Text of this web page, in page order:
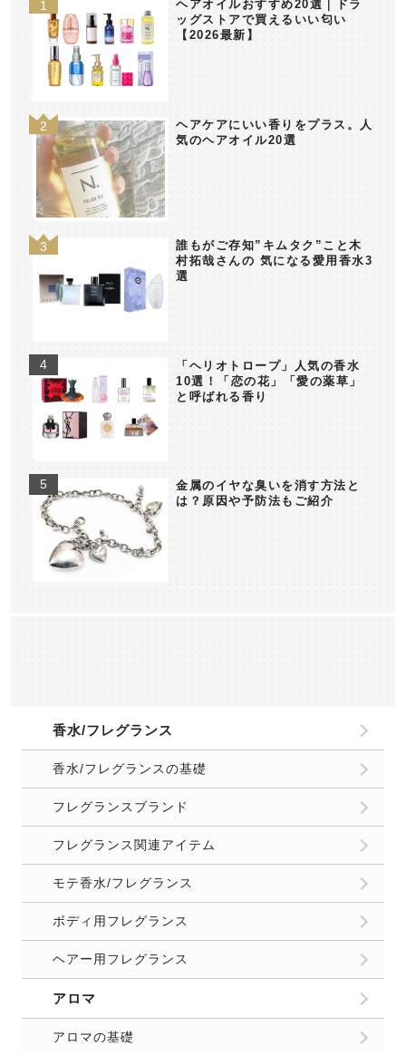
ヘアオイルおすすめ20選｜ドラ
ッグストアで買えるいい匂い
【2026最新】
ヘアケアにいい香りをプラス。人
気のヘアオイル20選
誰もがご存知”キムタク”こと木
村拓哉さんの 気になる愛用香水3
選
「ヘリオトロープ」人気の香水
10選！「恋の花」「愛の薬草」
と呼ばれる香り
金属のイヤな臭いを消す方法と
は？原因や予防法もご紹介
香水/フレグランス
香水/フレグランスの基礎
フレグランスブランド
フレグランス関連アイテム
モテ香水/フレグランス
ボディ用フレグランス
ヘアー用フレグランス
アロマ
アロマの基礎